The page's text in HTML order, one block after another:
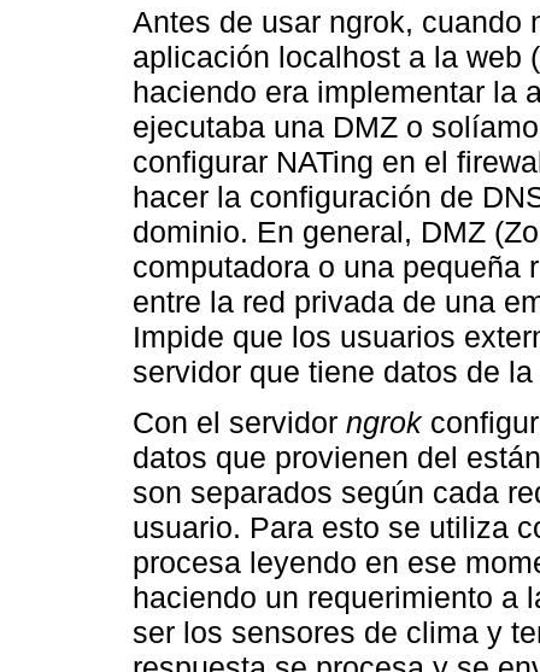
Antes de usar ngrok, cuando
aplicación localhost a la web
haciendo era implementar la
ejecutaba una DMZ o
configurar NATing en el
hacer la configuración de
dominio. En general, DMZ
computadora o una pequeña
entre la red privada de una
Impide que los usuarios
servidor que tiene datos de
Con el servidor ngrok
datos que provienen del
son separados según cada
usuario. Para esto se utiliza
procesa leyendo en ese
haciendo un requerimiento a
ser los sensores de clima y